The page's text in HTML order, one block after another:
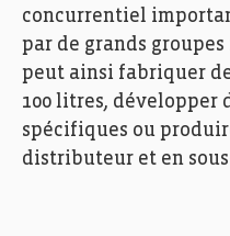
concurrentiel
par de grands
peut ainsi fabriquer
100 litres, développer
spécifiques ou
distributeur et en